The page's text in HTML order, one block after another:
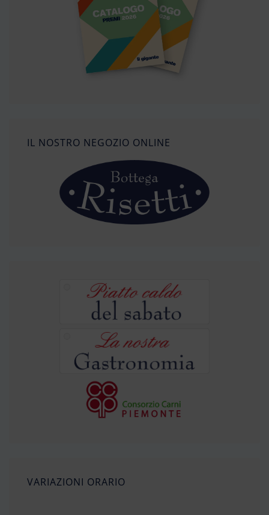
IL NOSTRO NEGOZIO ONLINE
VARIAZIONI ORARIO